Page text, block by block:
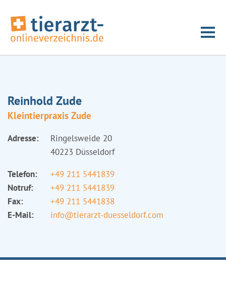
Reinhold Zude
Kleintierpraxis Zude
Adresse:
Ringelsweide 20
40223 Düsseldorf
Telefon:
+49 211 5441839
Notruf:
+49 211 5441839
Fax:
+49 211 5441838
E-Mail:
info@tierarzt-duesseldorf.com